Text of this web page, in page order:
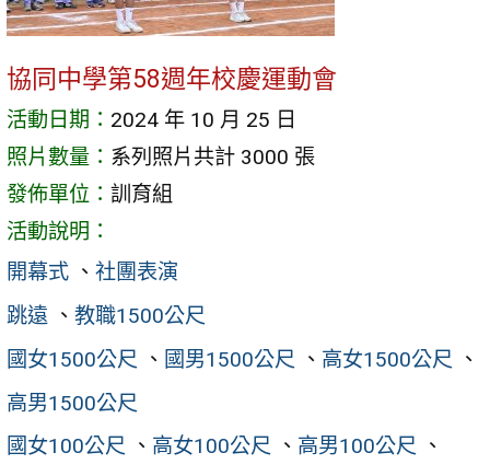
協同中學第58週年校慶運動會
活動日期： 2024 年 10 月 25 日
照片數量： 系列照片共計 3000 張
發佈單位： 訓育組
活動說明：
開幕式 、 社團表演
跳遠 、 教職1500公尺
國女1500公尺 、 國男1500公尺 、 高女1500公尺 、
高男1500公尺
國女100公尺 、 高女100公尺 、 高男100公尺 、